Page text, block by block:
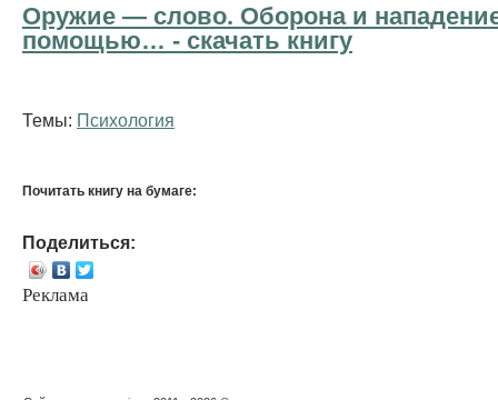
Оружие — слово. Оборона и
помощью… - cкачать книгу
Темы: Психология
Почитать книгу на бумаге:
Поделиться:
Реклама